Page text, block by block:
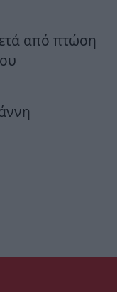
από πτώση